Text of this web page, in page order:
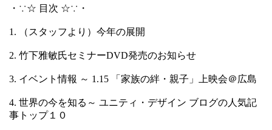
・∵☆ 目次 ☆∵・
1. （スタッフより）今年の展開
2. 竹下雅敏氏セミナーDVD発売のお知らせ
3. イベント情報 ～ 1.15 「家族の絆・親子」上映会＠広島
4. 世界の今を知る～ ユニティ・デザイン ブログの人気記
事トップ１０